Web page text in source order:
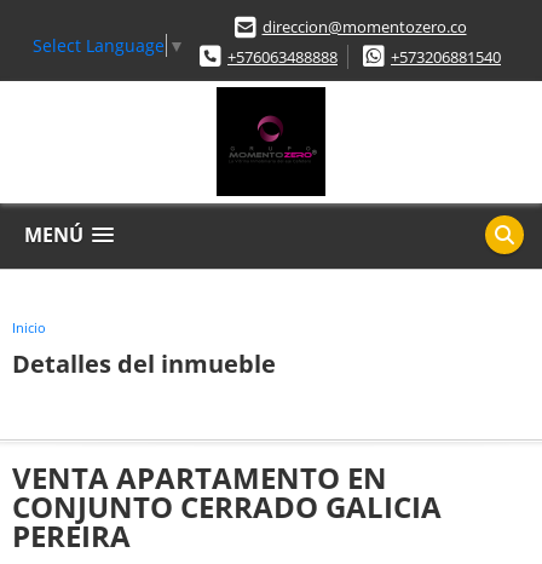
Select Language ▼
direccion@momentozero.co
+576063488888
+573206881540
MENÚ
Inicio
Detalles del inmueble
VENTA APARTAMENTO EN
CONJUNTO CERRADO GALICIA
PEREIRA